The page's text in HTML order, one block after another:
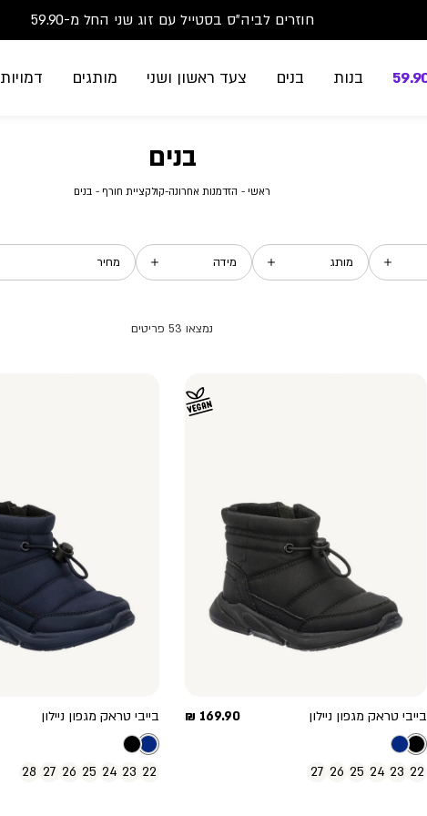
משלוח חינם בקנייה מעל 299₪ | זמני אספקה עד 5 ימי עסקים
חוזרים לביה"ס בסטייל עם זוג שני החל מ-59.90
סנדלים-הזדמנות אחרונה-החל מ-79.90
בנות בנים צעד ראשון ושני מותגים דמויות
בנים
ראשי ראשי
הזדמנות אחרונה-קולקציית חורף הזדמנות
בניםבנים
מותג מידה מחיר
53 פריטים
בייבי טראק מגפון ניילון
מחיר
169.90 ₪
22
23
24
25
26
27
בייבי טראק מגפון ניילון
22
23
24
25
26
27
28